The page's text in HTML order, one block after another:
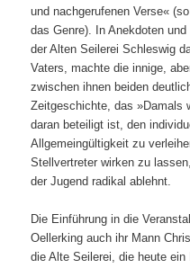
und nachgerufenen Verse«
das Genre). In Anekdoten
der Alten Seilerei Schleswig
Vaters, machte die innige,
zwischen ihnen beiden
Zeitgeschichte, das »Damals
daran beteiligt ist, den
Allgemeingültigkeit zu
Stellvertreter wirken zu
der Jugend radikal ablehnt.
Die Einführung in die
Oellerking auch ihr Mann
die Alte Seilerei, die heute